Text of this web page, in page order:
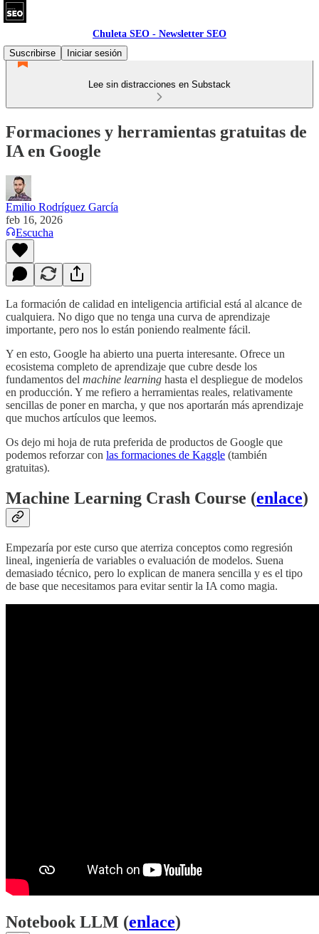
Chuleta SEO - Newsletter SEO
Suscribirse
Iniciar sesión
Lee sin distracciones en Substack
Formaciones y herramientas gratuitas de
IA en Google
Emilio Rodríguez García
feb 16, 2026
Escucha
La formación de calidad en inteligencia artificial está al alcance de
cualquiera. No digo que no tenga una curva de aprendizaje
importante, pero nos lo están poniendo realmente fácil.
Y en esto, Google ha abierto una puerta interesante. Ofrece un
ecosistema completo de aprendizaje que cubre desde los
fundamentos del machine learning hasta el despliegue de modelos
en producción. Y me refiero a herramientas reales, relativamente
sencillas de poner en marcha, y que nos aportarán más aprendizaje
que muchos artículos que leemos.
Os dejo mi hoja de ruta preferida de productos de Google que
podemos reforzar con las formaciones de Kaggle (también
gratuitas).
Machine Learning Crash Course (enlace)
Empezaría por este curso que aterriza conceptos como regresión
lineal, ingeniería de variables o evaluación de modelos. Suena
demasiado técnico, pero lo explican de manera sencilla y es el tipo
de base que necesitamos para evitar sentir la IA como magia.
Notebook LLM (enlace)